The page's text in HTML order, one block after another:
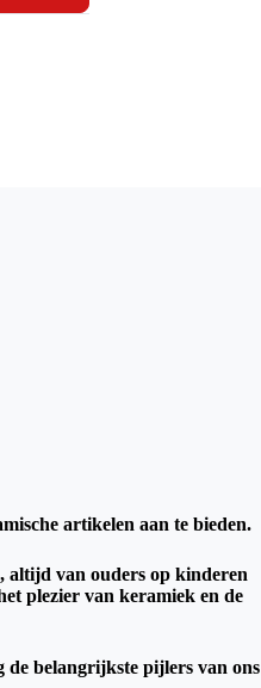
artikelen aan te bieden.
altijd van ouders op kinderen
plezier van keramiek en de
de belangrijkste pijlers van ons